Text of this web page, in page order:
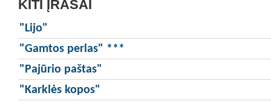
KITI ĮRAŠAI
"Lijo"
"Gamtos perlas" ***
"Pajūrio paštas"
"Karklės kopos"